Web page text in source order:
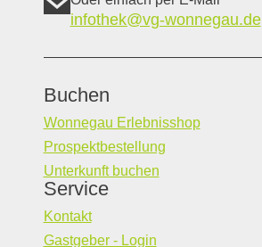
infothek@vg-wonnegau.de
Buchen
Wonnegau Erlebnisshop
Prospektbestellung
Unterkunft buchen
Service
Kontakt
Gastgeber - Login